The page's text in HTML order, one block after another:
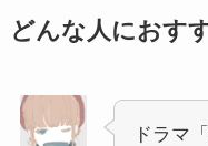
どんな人におす
ドラマ